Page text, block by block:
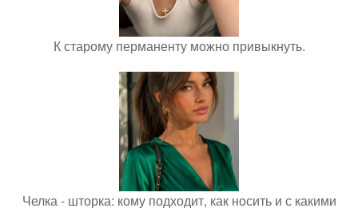
К старому перманенту можно привыкнуть.
Челка - шторка: кому подходит, как носить и с какими